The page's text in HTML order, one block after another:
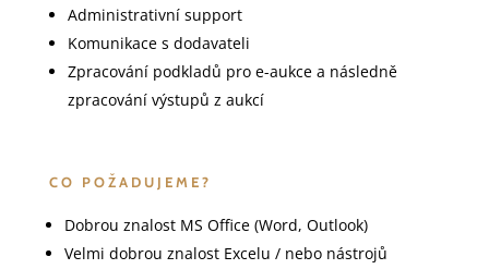
Administrativní support
Komunikace s dodavateli
Zpracování podkladů pro e-aukce a následně
zpracování výstupů z aukcí
CO POŽADUJEME?
Dobrou znalost MS Office (Word, Outlook)
Velmi dobrou znalost Excelu / nebo nástrojů